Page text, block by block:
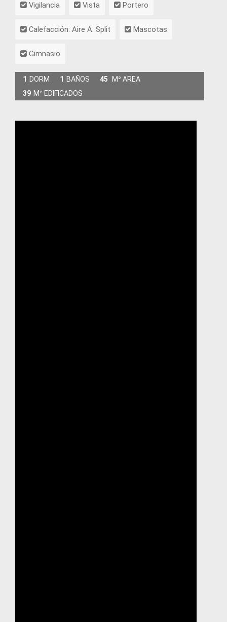
Vigilancia Vista Portero
Calefacción: Aire A. Split Mascotas
Gimnasio
1 DORM 1 BAÑOS 45
M² AREA
39 M² EDIFICADOS